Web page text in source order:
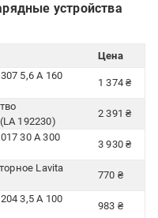
устройства
Цена
5,6 А 160
1 374 ₴
192230)
2 391 ₴
30 А 300
3 930 ₴
Lavita
770 ₴
3,5 А 100
983 ₴